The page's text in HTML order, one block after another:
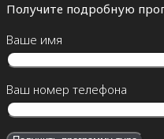
Получите подробную
Ваше имя
Ваш номер телефона